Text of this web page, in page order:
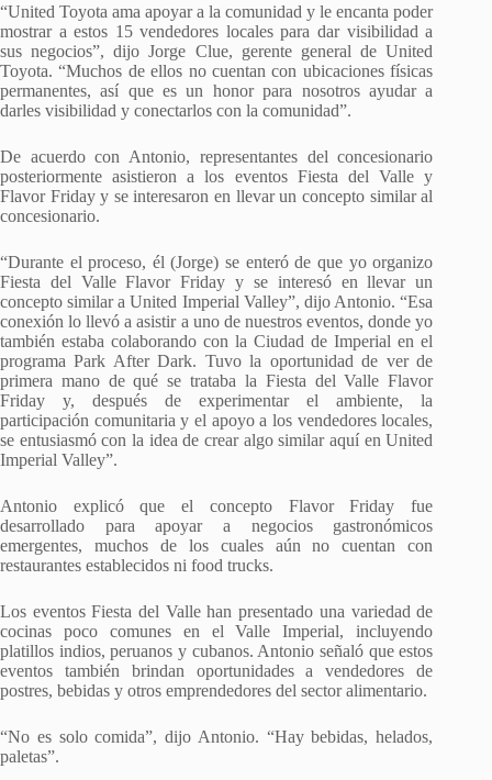
“United Toyota ama apoyar a la comunidad y le encanta poder
mostrar a estos 15 vendedores locales para dar visibilidad a
sus negocios”, dijo Jorge Clue, gerente general de United
Toyota. “Muchos de ellos no cuentan con ubicaciones físicas
permanentes, así que es un honor para nosotros ayudar a
darles visibilidad y conectarlos con la comunidad”.
De acuerdo con Antonio, representantes del concesionario
posteriormente asistieron a los eventos Fiesta del Valle y
Flavor Friday y se interesaron en llevar un concepto similar al
concesionario.
“Durante el proceso, él (Jorge) se enteró de que yo organizo
Fiesta del Valle Flavor Friday y se interesó en llevar un
concepto similar a United Imperial Valley”, dijo Antonio. “Esa
conexión lo llevó a asistir a uno de nuestros eventos, donde yo
también estaba colaborando con la Ciudad de Imperial en el
programa Park After Dark. Tuvo la oportunidad de ver de
primera mano de qué se trataba la Fiesta del Valle Flavor
Friday y, después de experimentar el ambiente, la
participación comunitaria y el apoyo a los vendedores locales,
se entusiasmó con la idea de crear algo similar aquí en United
Imperial Valley”.
Antonio explicó que el concepto Flavor Friday fue
desarrollado para apoyar a negocios gastronómicos
emergentes, muchos de los cuales aún no cuentan con
restaurantes establecidos ni food trucks.
Los eventos Fiesta del Valle han presentado una variedad de
cocinas poco comunes en el Valle Imperial, incluyendo
platillos indios, peruanos y cubanos. Antonio señaló que estos
eventos también brindan oportunidades a vendedores de
postres, bebidas y otros emprendedores del sector alimentario.
“No es solo comida”, dijo Antonio. “Hay bebidas, helados,
paletas”.